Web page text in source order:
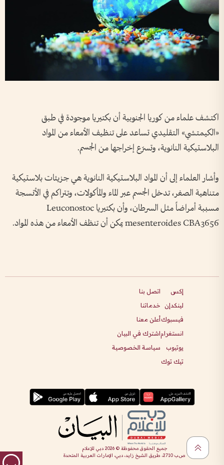
اكتشف علماء من كوريا الجنوبية أن بكتيريا موجودة في طبق
«الكيمتشي» التقليدي تساعد على تنظيف الأمعاء من المواد
البلاستيكية النانوية، وتسرّع إخراجها من الجسم.
وأشار العلماء إلى أن المواد البلاستيكية النانوية هي جزيئات بلاستيكية
متناهية الصغر، تدخل الجسم عبر الماء والمأكولات، وتتراكم في الأنسجة
مسببة أمراضاً مثل السرطان، وأن بكتيريا Leuconostoc
mesenteroides CBA3656 يمكن أن تنظف الأمعاء من هذه المواد.
إكس
لينكدإن
فيسبوك
انستغرام
يوتيوب
تيك توك
اتصل بنا
خدماتنا
أعلن معنا
اشترك في البيان
سياسة الخصوصية
جميع الحقوق محفوظة ©2026 دبي للإعلام
ص.ب 2710، طريق الشيخ زايد، دبي، الإمارات العربية المتحدة